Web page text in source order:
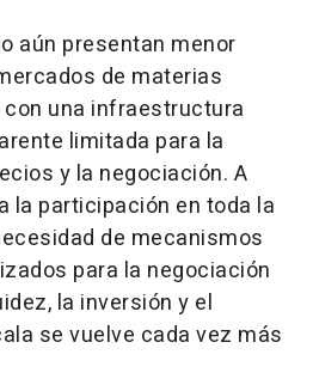
aún presentan menor
de materias
una infraestructura
limitada para la
y la negociación. A
la participación en toda la
de mecanismos
para la negociación
la inversión y el
se vuelve cada vez más